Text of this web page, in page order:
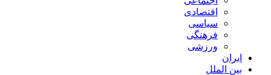
اقتصادی
سیاسی
فرهنگی
ورزشی
ایران
بین الملل